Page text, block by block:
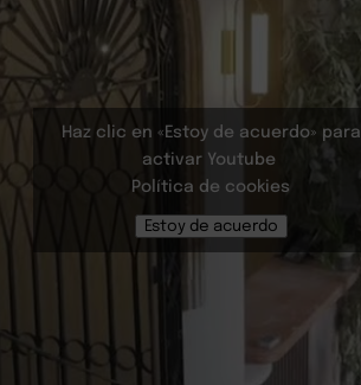
Haz clic en «Estoy de acuerdo» para
activar Youtube
Política de cookies
Estoy de acuerdo